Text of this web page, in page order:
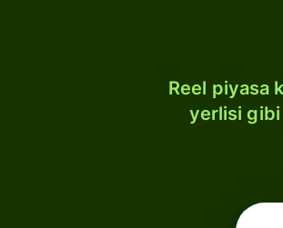
Reel piyasa
yerlisi gibi